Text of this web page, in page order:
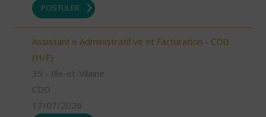
POSTULER
Assistant.e Administratif.ve et Facturation - CDD
(H/F)
35 - Ille-et-Vilaine
CDD
17/07/2026